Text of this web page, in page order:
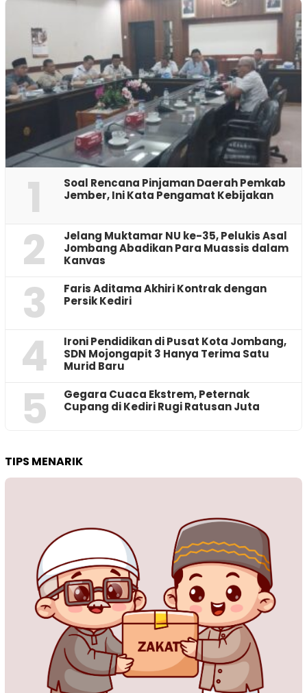
1
‎Soal Rencana Pinjaman Daerah Pemkab
Jember, Ini Kata Pengamat Kebijakan ‎
2
Jelang Muktamar NU ke-35, Pelukis Asal
Jombang Abadikan Para Muassis dalam
Kanvas
3
Faris Aditama Akhiri Kontrak dengan
Persik Kediri
4
Ironi Pendidikan di Pusat Kota Jombang,
SDN Mojongapit 3 Hanya Terima Satu
Murid Baru
5
‎Gegara Cuaca Ekstrem, Peternak
Cupang di Kediri Rugi Ratusan Juta
TIPS MENARIK